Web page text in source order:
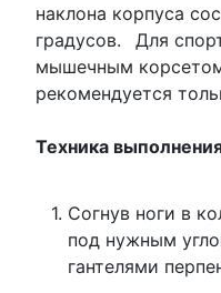
наклона корпуса
градусов.
Для
мышечным
рекомендуется
Техника
Согнув ноги в
под нужным
гантелями